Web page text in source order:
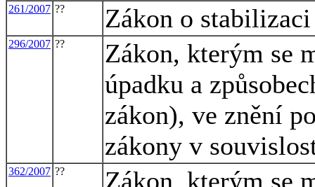
261/2007 ?? Zákon o
296/2007 ??
Zákon, kterým se
úpadku a
zákon), ve znění
zákony v
362/2007 ?? Zákon, kterým se